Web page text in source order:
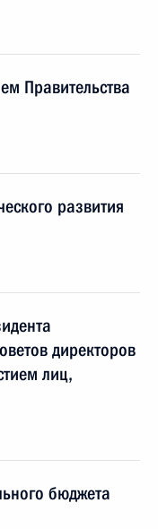
Правительства
развития
директоров
лиц,
бюджета